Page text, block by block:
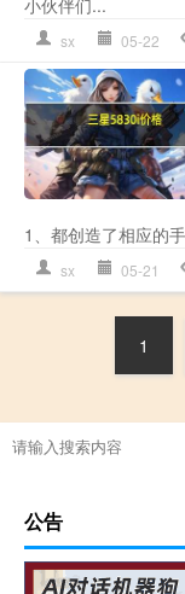
小伙伴们...
sx 05-22
1、都创造了相应的
sx 05-21
1
公告